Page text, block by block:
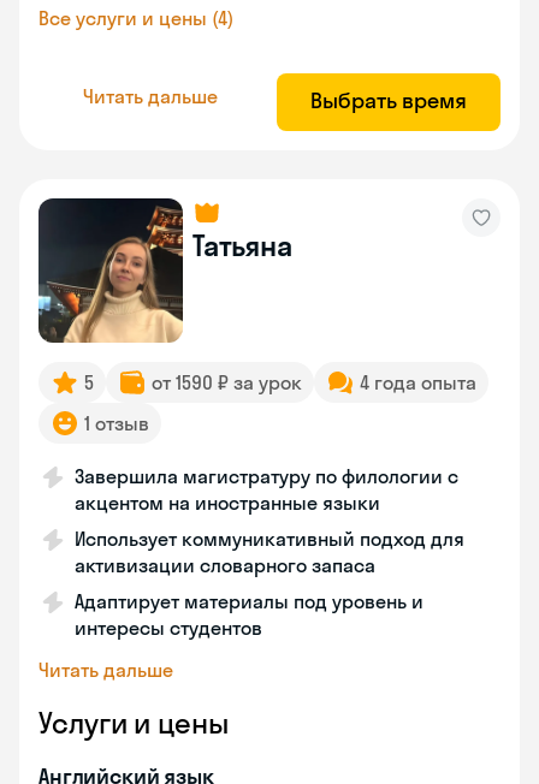
Все услуги и цены (4)
Читать дальше Выбрать время
Татьяна
5 от 1590 ₽ за урок
4 года опыта
1 отзыв
Завершила магистратуру по филологии с
акцентом на иностранные языки
Использует коммуникативный подход для
активизации словарного запаса
Адаптирует материалы под уровень и
интересы студентов
Читать дальше
Услуги и цены
Английский язык